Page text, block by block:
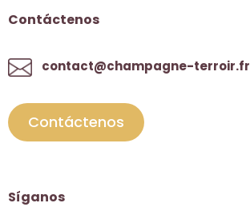
Contáctenos
contact@champagne-terroir.fr
Contáctenos
Síganos